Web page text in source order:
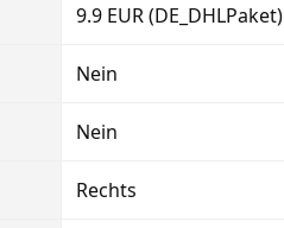
9.9 EUR (DE_DHLPaket)
Nein
Nein
Rechts